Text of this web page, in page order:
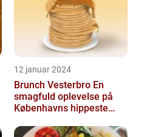
12 januar 2024
Brunch Vesterbro En
smagfuld oplevelse på
Københavns hippeste